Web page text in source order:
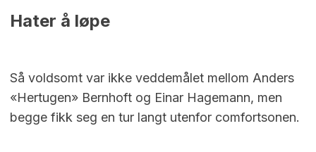
Hater å løpe
Så voldsomt var ikke veddemålet mellom Anders
«Hertugen» Bernhoft og Einar Hagemann, men
begge fikk seg en tur langt utenfor comfortsonen.